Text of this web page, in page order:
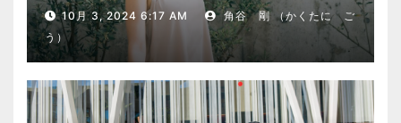
10月 3, 2024 6:17 AM
角谷 剛 （かくたに ご
う）